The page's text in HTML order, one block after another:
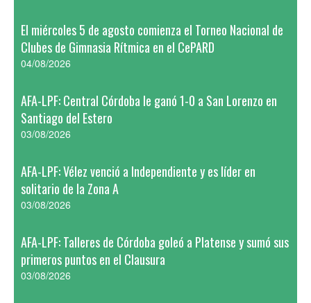
El miércoles 5 de agosto comienza el Torneo Nacional de
Clubes de Gimnasia Rítmica en el CePARD
04/08/2026
AFA-LPF: Central Córdoba le ganó 1-0 a San Lorenzo en
Santiago del Estero
03/08/2026
AFA-LPF: Vélez venció a Independiente y es líder en
solitario de la Zona A
03/08/2026
AFA-LPF: Talleres de Córdoba goleó a Platense y sumó sus
primeros puntos en el Clausura
03/08/2026